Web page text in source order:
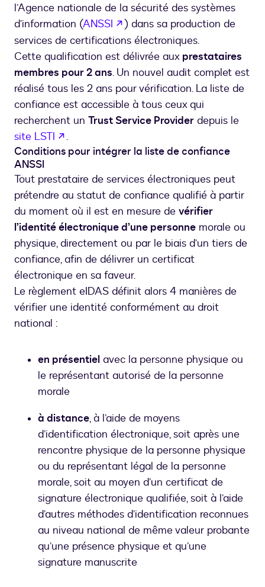
l’Agence nationale de la sécurité des systèmes
d’information (ANSSI s’ouvre dans un nouvel onglet
) dans sa production de
services de certifications électroniques.
Cette qualification est délivrée aux prestataires
membres pour 2 ans. Un nouvel audit complet est
réalisé tous les 2 ans pour vérification. La liste de
confiance est accessible à tous ceux qui
recherchent un Trust Service Provider depuis le
site LSTI
s’ouvre dans un nouvel onglet
.
Conditions pour intégrer la liste de confiance
ANSSI
Tout prestataire de services électroniques peut
prétendre au statut de confiance qualifié à partir
du moment où il est en mesure de vérifier
l’identité électronique d’une personne morale ou
physique, directement ou par le biais d’un tiers de
confiance, afin de délivrer un certificat
électronique en sa faveur.
Le règlement eIDAS définit alors 4 manières de
vérifier une identité conformément au droit
national :
en présentiel avec la personne physique ou
le représentant autorisé de la personne
morale
à distance, à l’aide de moyens
d’identification électronique, soit après une
rencontre physique de la personne physique
ou du représentant légal de la personne
morale, soit au moyen d’un certificat de
signature électronique qualifiée, soit à l’aide
d’autres méthodes d’identification reconnues
au niveau national de même valeur probante
qu’une présence physique et qu’une
signature manuscrite